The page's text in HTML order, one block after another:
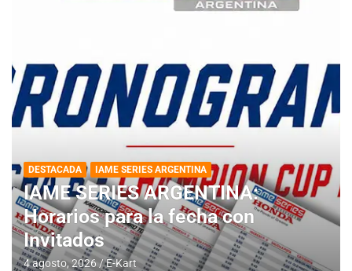
DESTACADA IAME SERIES ARGENTINA
IAME SERIES ARGENTINA:
Horarios para la fecha con
Invitados
4 agosto, 2026 E-Kart